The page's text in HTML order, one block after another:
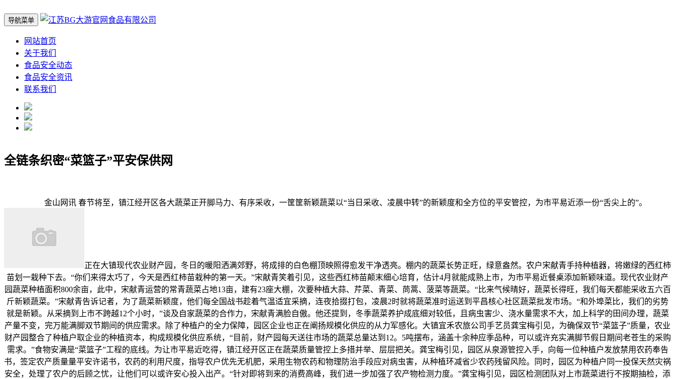
导航菜单
网站首页
关于我们
食品安全动态
食品安全资讯
联系我们
全链条织密“菜篮子”平安保供网
金山网讯 春节将至，镇江经开区各大蔬菜正开脚马力、有序采收，一筐筐新颖蔬菜以“当日采收、凌晨中转”的新颖度和全方位的平安管控，为市平易近添一份“舌尖上的”。
正在大镇现代农业财产园，冬日的暖阳洒满郊野，将成排的白色棚顶映照得愈发干净透亮。棚内的蔬菜长势正旺，绿意盎然。农户宋献青手持种植器，将嫩绿的西红柿
苗划一栽种下去。“你们来得太巧了，今天是西红柿苗栽种的第一天。”宋献青笑着引见，这些西红柿苗颠末细心培育，估计4月就能成熟上市，为市平易近餐桌添加新颖味道。现代农业财产
园蔬菜种植面积800余亩，此中，宋献青运营的常青蔬菜占地13亩，建有23座大棚，次要种植大蒜、芹菜、青菜、茼蒿、菠菜等蔬菜。“比来气候晴好，蔬菜长得旺，我们每天都能采收五六百
斤新颖蔬菜。”宋献青告诉记者，为了蔬菜新颖度，他们每全国战书趁着气温适宜采摘，连夜拾掇打包，凌晨2时就将蔬菜准时运送到平昌核心社区蔬菜批发市场。“和外埠菜比，我们的劣势
就是新颖。从采摘到上市不跨越12个小时，”谈及自家蔬菜的合作力，宋献青满脸自傲。他还提到，冬季蔬菜养护成底细对较低，且病虫害少、浇水量需求不大，加上科学的田间办理，蔬菜
产量不变，完万能满脚双节期间的供应需求。除了种植户的全力保障，园区企业也正在阐扬规模化供应的从力军感化。大镇宜禾农旅公司手艺员龚宝梅引见，为确保双节“菜篮子”质量，农业
财产园整合了种植户取企业的种植资本，构成规模化供应系统，“目前，财产园每天送往市场的蔬菜总量达到12。5吨摆布，涵盖十余种应季品种，可以或许充实满脚节假日期间老苍生的采购
需求。”食物安满是“菜篮子”工程的底线。为让市平易近吃得，镇江经开区正在蔬菜质量管控上多措并举、层层把关。龚宝梅引见，园区从泉源管控入手，向每一位种植户发放禁用农药奉告
书，签定农产质量量平安许诺书，农药的利用尺度，指导农户优先无机肥，采用生物农药和物理防治手段应对病虫害，从种植环减省少农药残留风险。同时，园区为种植户同一投保天然灾祸
安全，处理了农户的后顾之忧，让他们可以或许安心投入出产。“针对即将到来的消费高峰，我们进一步加强了农产物检测力度。”龚宝梅引见，园区检测团队对上市蔬菜进行不按期抽检，添